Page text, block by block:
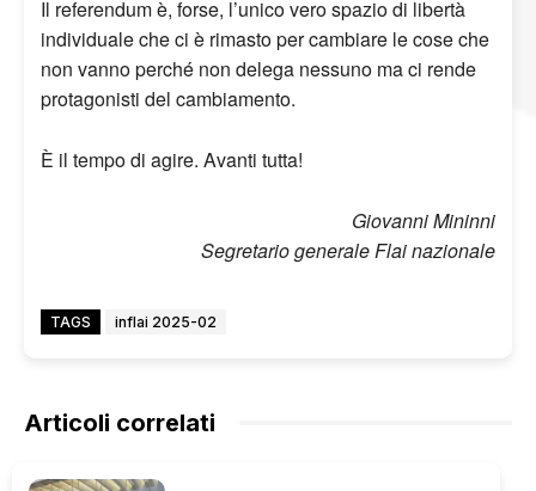
Il referendum è, forse, l’unico vero spazio di libertà
individuale che ci è rimasto per cambiare le cose che
non vanno perché non delega nessuno ma ci rende
protagonisti del cambiamento.
È il tempo di agire. Avanti tutta!
Giovanni Mininni
Segretario generale Flai nazionale
TAGS inflai 2025-02
Articoli correlati